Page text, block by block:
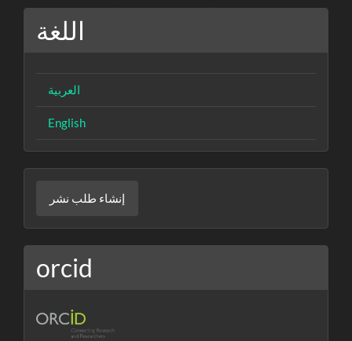
اللغة
العربية
English
طلب
نشر
إنشاء طلب نشر
orcid